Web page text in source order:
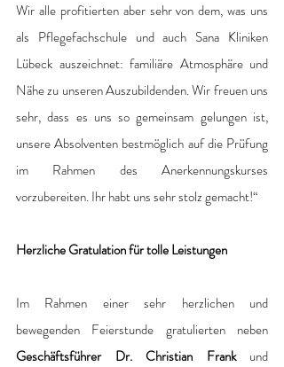
Wir alle profitierten aber sehr von dem, was uns
als Pflegefachschule und auch Sana Kliniken
Lübeck auszeichnet: familiäre Atmosphäre und
Nähe zu unseren Auszubildenden. Wir freuen uns
sehr, dass es uns so gemeinsam gelungen ist,
unsere Absolventen bestmöglich auf die Prüfung
im Rahmen des Anerkennungskurses
vorzubereiten. Ihr habt uns sehr stolz gemacht!“
Herzliche Gratulation für tolle Leistungen
Im Rahmen einer sehr herzlichen und
Geschäftsführer Dr. Christian Frank